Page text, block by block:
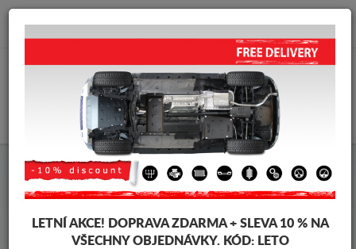
info@krytpodmotor.com
Kryt pod motor Toyota Kryt pod motor Toyota Prius
vozidel
Značky vozidel
LETNÍ AKCE! DOPRAVA ZDARMA + SLEVA 10 % NA
VŠECHNY OBJEDNÁVKY. KÓD: LETO